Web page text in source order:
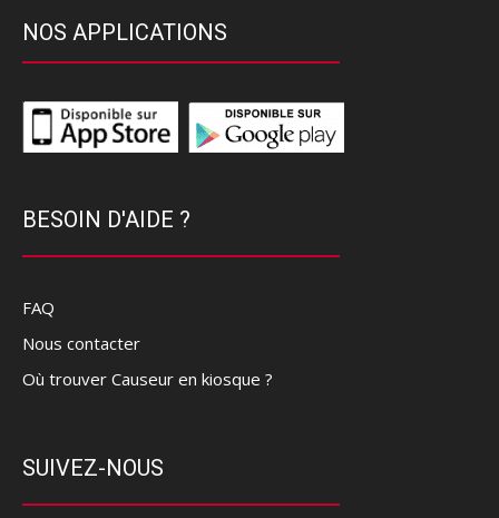
NOS APPLICATIONS
BESOIN D'AIDE ?
FAQ
Nous contacter
Où trouver Causeur en kiosque ?
SUIVEZ-NOUS